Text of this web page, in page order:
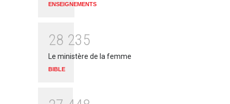
ENSEIGNEMENTS
28 235
Le ministère de la femme
BIBLE